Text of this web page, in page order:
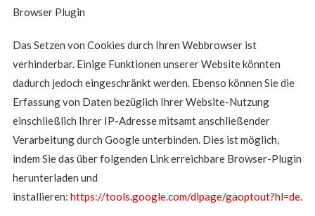
Browser Plugin
Das Setzen von Cookies durch Ihren Webbrowser ist
verhinderbar. Einige Funktionen unserer Website könnten
dadurch jedoch eingeschränkt werden. Ebenso können Sie die
Erfassung von Daten bezüglich Ihrer Website-Nutzung
einschließlich Ihrer IP-Adresse mitsamt anschließender
Verarbeitung durch Google unterbinden. Dies ist möglich,
indem Sie das über folgenden Link erreichbare Browser-Plugin
herunterladen und
installieren: https://tools.google.com/dlpage/gaoptout?hl=de.